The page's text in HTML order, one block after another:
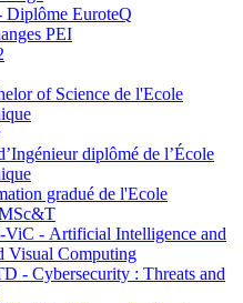
Diplôme EuroteQ
PEI
of Science de l'Ecole
diplômé de l’École
gradué de l'Ecole
- Artificial Intelligence and
Visual Computing
- Cybersecurity : Threats and